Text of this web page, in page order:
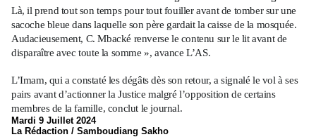
Là, il prend tout son temps pour tout fouiller avant de tomber sur une
sacoche bleue dans laquelle son père gardait la caisse de la mosquée.
Audacieusement, C. Mbacké renverse le contenu sur le lit avant de
disparaître avec toute la somme », avance L’AS.
L’Imam, qui a constaté les dégâts dès son retour, a signalé le vol à ses
pairs avant d’actionner la Justice malgré l’opposition de certains
membres de la famille, conclut le journal.
Mardi 9 Juillet 2024
La Rédaction / Samboudiang Sakho